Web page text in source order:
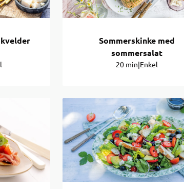
Sommerskinke med
sommersalat
20 min|Enkel